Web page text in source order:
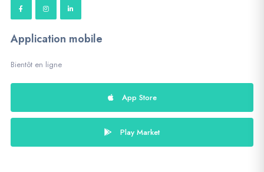
Application mobile
Bientôt en ligne
App Store
Play Market